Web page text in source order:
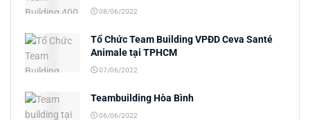
08/06/2022
Tổ Chức Team Building VPĐD Ceva Santé
Animale tại TPHCM
07/06/2022
Teambuilding Hòa Bình
06/06/2022